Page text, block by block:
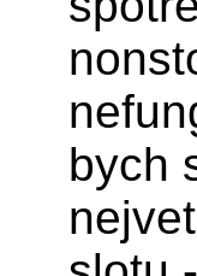
bych